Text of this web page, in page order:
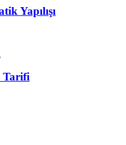
Yapılışı
Tarifi